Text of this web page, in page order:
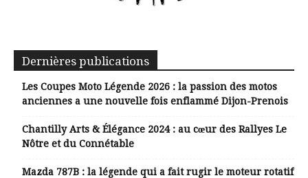
Dernières publications
Les Coupes Moto Légende 2026 : la passion des motos
anciennes a une nouvelle fois enflammé Dijon-Prenois
Chantilly Arts & Élégance 2024 : au cœur des Rallyes Le
Nôtre et du Connétable
Mazda 787B : la légende qui a fait rugir le moteur rotatif